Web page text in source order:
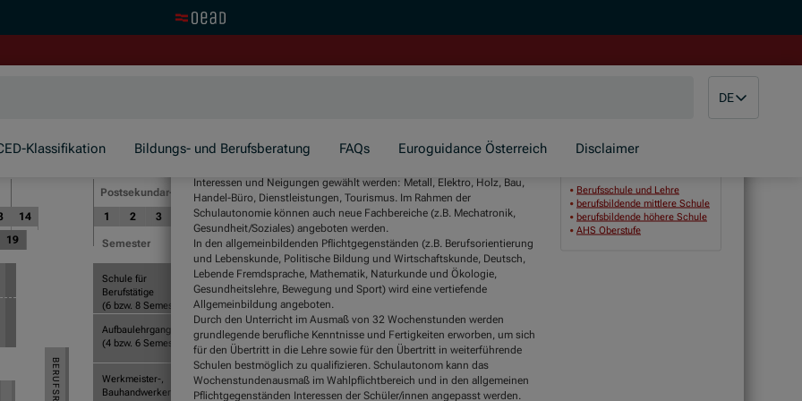
DE
Klassifikation Bildungs- und Berufsberatung FAQs Euroguidance Österreich Disclaimer